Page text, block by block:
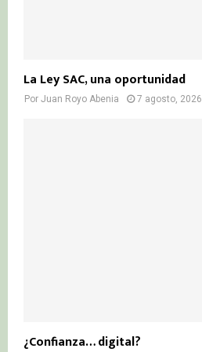
La Ley SAC, una oportunidad
Por Juan Royo Abenia 7 agosto, 2026
¿Confianza… digital?